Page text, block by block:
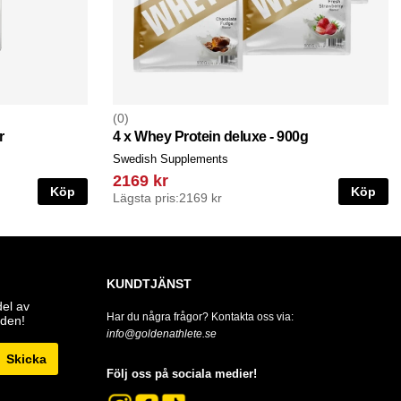
Köp
0
4 x Whey Protein deluxe - 900g
Swedish Supplements
2169 kr
Lägsta pris:2169 kr Köp
av
Skicka
KUNDTJÄNST
Har du några frågor? Kontakta oss via:
info@goldenathlete.se
Följ oss på sociala medier!